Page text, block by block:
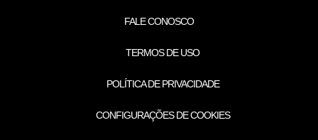
FALE CONOSCO
TERMOS DE USO
POLÍTICA DE PRIVACIDADE
CONFIGURAÇÕES DE COOKIES